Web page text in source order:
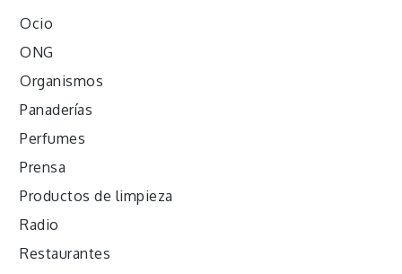
Ocio
ONG
Organismos
Panaderías
Perfumes
Prensa
Productos de limpieza
Radio
Restaurantes